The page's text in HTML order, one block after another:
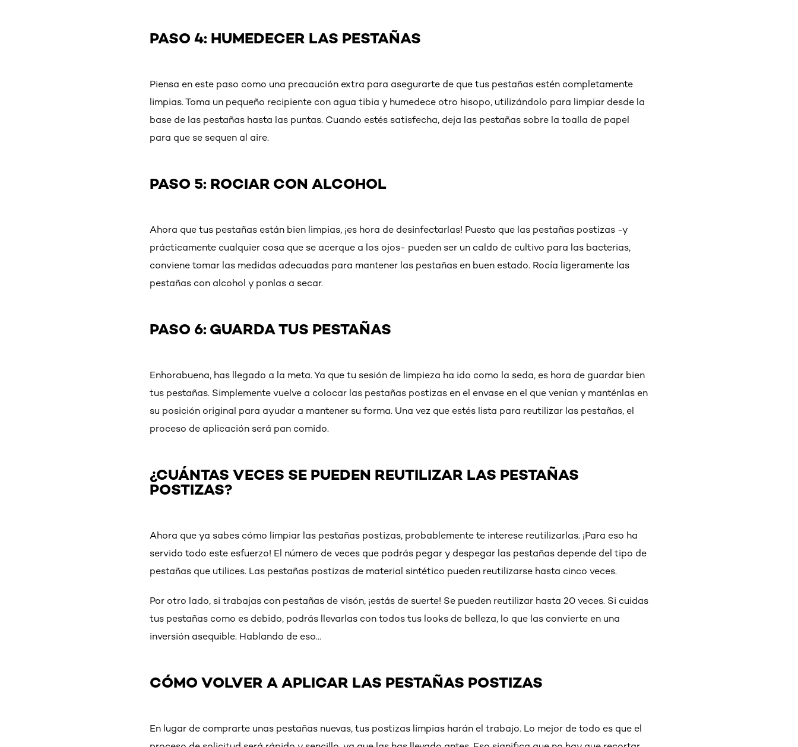
PASO 4: HUMEDECER LAS PESTAÑAS
Piensa en este paso como una precaución extra para asegurarte de que tus pestañas estén completamente
limpias. Toma un pequeño recipiente con agua tibia y humedece otro hisopo, utilizándolo para limpiar desde la
base de las pestañas hasta las puntas. Cuando estés satisfecha, deja las pestañas sobre la toalla de papel
para que se sequen al aire.
PASO 5: ROCIAR CON ALCOHOL
Ahora que tus pestañas están bien limpias, ¡es hora de desinfectarlas! Puesto que las pestañas postizas -y
prácticamente cualquier cosa que se acerque a los ojos- pueden ser un caldo de cultivo para las bacterias,
conviene tomar las medidas adecuadas para mantener las pestañas en buen estado. Rocía ligeramente las
pestañas con alcohol y ponlas a secar.
PASO 6: GUARDA TUS PESTAÑAS
Enhorabuena, has llegado a la meta. Ya que tu sesión de limpieza ha ido como la seda, es hora de guardar bien
tus pestañas. Simplemente vuelve a colocar las pestañas postizas en el envase en el que venían y manténlas en
su posición original para ayudar a mantener su forma. Una vez que estés lista para reutilizar las pestañas, el
proceso de aplicación será pan comido.
¿CUÁNTAS VECES SE PUEDEN REUTILIZAR LAS PESTAÑAS
POSTIZAS?
Ahora que ya sabes cómo limpiar las pestañas postizas, probablemente te interese reutilizarlas. ¡Para eso ha
servido todo este esfuerzo! El número de veces que podrás pegar y despegar las pestañas depende del tipo de
pestañas que utilices. Las pestañas postizas de material sintético pueden reutilizarse hasta cinco veces.
Por otro lado, si trabajas con pestañas de visón, ¡estás de suerte! Se pueden reutilizar hasta 20 veces. Si cuidas
tus pestañas como es debido, podrás llevarlas con todos tus looks de belleza, lo que las convierte en una
inversión asequible. Hablando de eso…
CÓMO VOLVER A APLICAR LAS PESTAÑAS POSTIZAS
En lugar de comprarte unas pestañas nuevas, tus postizas limpias harán el trabajo. Lo mejor de todo es que el